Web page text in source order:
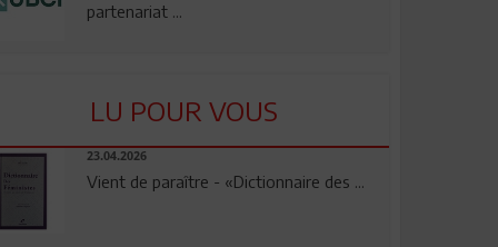
partenariat ...
LU POUR VOUS
23.04.2026
Vient de paraître - «Dictionnaire des ...